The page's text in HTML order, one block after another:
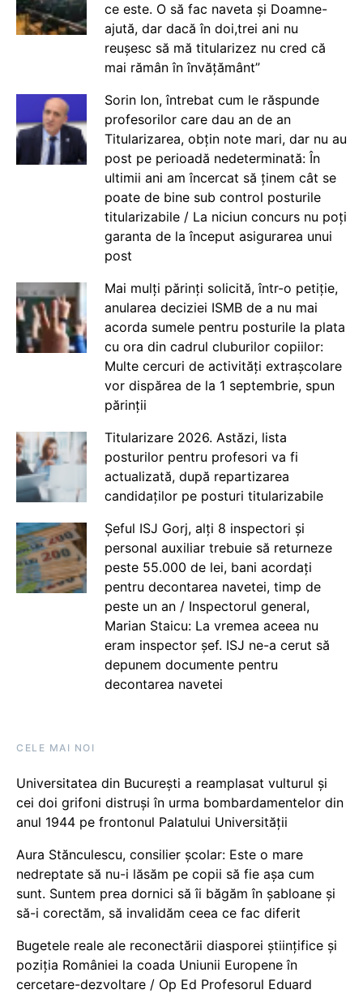
ce este. O să fac naveta și Doamne-
ajută, dar dacă în doi,trei ani nu
reușesc să mă titularizez nu cred că
mai rămân în învățământ”
Sorin Ion, întrebat cum le răspunde
profesorilor care dau an de an
Titularizarea, obțin note mari, dar nu au
post pe perioadă nedeterminată: În
ultimii ani am încercat să ținem cât se
poate de bine sub control posturile
titularizabile / La niciun concurs nu poți
garanta de la început asigurarea unui
post
Mai mulți părinți solicită, într-o petiție,
anularea deciziei ISMB de a nu mai
acorda sumele pentru posturile la plata
cu ora din cadrul cluburilor copiilor:
Multe cercuri de activități extrașcolare
vor dispărea de la 1 septembrie, spun
părinții
Titularizare 2026. Astăzi, lista
posturilor pentru profesori va fi
actualizată, după repartizarea
candidaților pe posturi titularizabile
Șeful ISJ Gorj, alți 8 inspectori și
personal auxiliar trebuie să returneze
peste 55.000 de lei, bani acordați
pentru decontarea navetei, timp de
peste un an / Inspectorul general,
Marian Staicu: La vremea aceea nu
eram inspector șef. ISJ ne-a cerut să
depunem documente pentru
decontarea navetei
CELE MAI NOI
Universitatea din București a reamplasat vulturul și
cei doi grifoni distruși în urma bombardamentelor din
anul 1944 pe frontonul Palatului Universității
Aura Stănculescu, consilier școlar: Este o mare
nedreptate să nu-i lăsăm pe copii să fie așa cum
sunt. Suntem prea dornici să îi băgăm în șabloane și
să-i corectăm, să invalidăm ceea ce fac diferit
Bugetele reale ale reconectării diasporei științifice și
poziția României la coada Uniunii Europene în
cercetare-dezvoltare / Op Ed Profesorul Eduard